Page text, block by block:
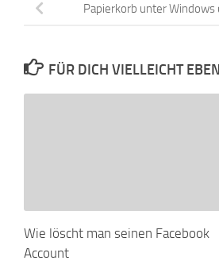
Papierkorb unter
FÜR DICH VIELLEICHT
Wie löscht man seinen Facebook
Account